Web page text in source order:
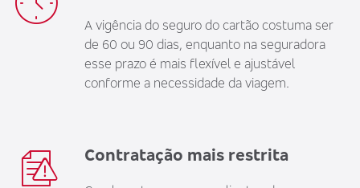
A vigência do seguro do cartão costuma ser
de 60 ou 90 dias, enquanto na seguradora
esse prazo é mais flexível e ajustável
conforme a necessidade da viagem.
Contratação mais restrita